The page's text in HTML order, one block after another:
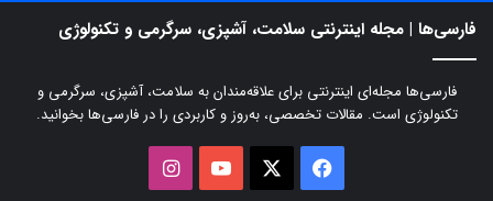
فارسی‌ها | مجله اینترنتی سلامت، آشپزی، سرگرمی و تکنولوژی
فارسی‌ها مجله‌ای اینترنتی برای علاقه‌مندان به سلامت، آشپزی، سرگرمی و
تکنولوژی است. مقالات تخصصی، به‌روز و کاربردی را در فارسی‌ها بخوانید.
فیسبوک یوتیوب